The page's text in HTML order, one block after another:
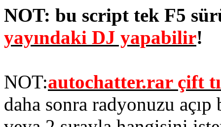
NOT: bu script tek F5
yayındaki DJ yapabilir!
NOT:autochatter.rar çift
daha sonra radyonuzu